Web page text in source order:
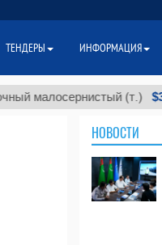
малосернистый (т.) $300
НОВОСТИ
ТЕНДЕРЫ ИНФОРМАЦИЯ